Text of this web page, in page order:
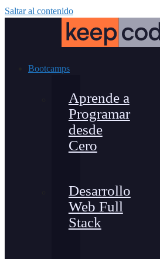
Saltar al contenido
Bootcamps
Aprende a
Programar
desde
Cero
Desarrollo
Web Full
Stack